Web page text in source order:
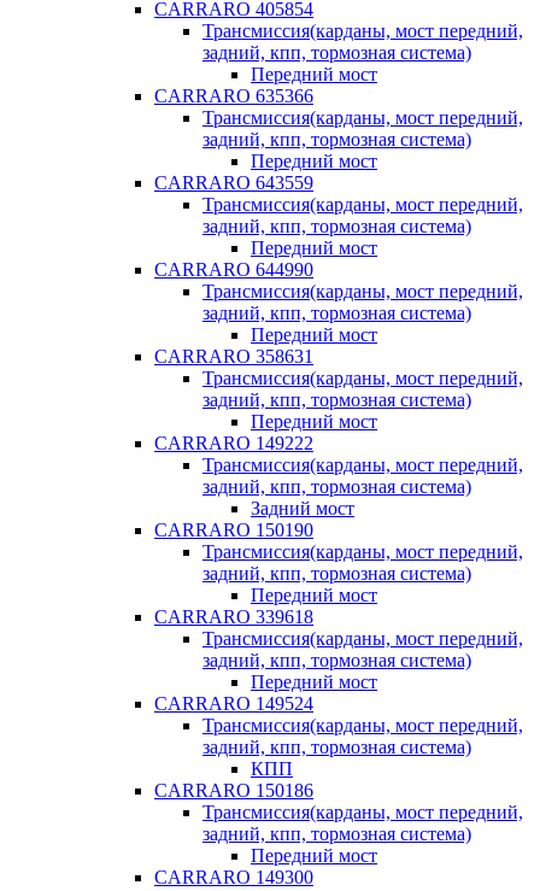
CARRARO 405854
Трансмиссия(карданы, мост передний,
задний, кпп, тормозная система)
Передний мост
CARRARO 635366
Трансмиссия(карданы, мост передний,
задний, кпп, тормозная система)
Передний мост
CARRARO 643559
Трансмиссия(карданы, мост передний,
задний, кпп, тормозная система)
Передний мост
CARRARO 644990
Трансмиссия(карданы, мост передний,
задний, кпп, тормозная система)
Передний мост
CARRARO 358631
Трансмиссия(карданы, мост передний,
задний, кпп, тормозная система)
Передний мост
CARRARO 149222
Трансмиссия(карданы, мост передний,
задний, кпп, тормозная система)
Задний мост
CARRARO 150190
Трансмиссия(карданы, мост передний,
задний, кпп, тормозная система)
Передний мост
CARRARO 339618
Трансмиссия(карданы, мост передний,
задний, кпп, тормозная система)
Передний мост
CARRARO 149524
Трансмиссия(карданы, мост передний,
задний, кпп, тормозная система)
КПП
CARRARO 150186
Трансмиссия(карданы, мост передний,
задний, кпп, тормозная система)
Передний мост
CARRARO 149300